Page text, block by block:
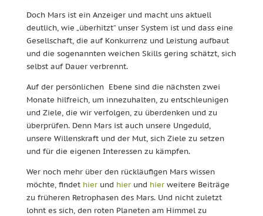
Doch Mars ist ein Anzeiger und macht uns aktuell
deutlich, wie „überhitzt“ unser System ist und dass eine
Gesellschaft, die auf Konkurrenz und Leistung aufbaut
und die sogenannten weichen Skills gering schätzt, sich
selbst auf Dauer verbrennt.
Auf der persönlichen Ebene sind die nächsten zwei
Monate hilfreich, um innezuhalten, zu entschleunigen
und Ziele, die wir verfolgen, zu überdenken und zu
überprüfen. Denn Mars ist auch unsere Ungeduld,
unsere Willenskraft und der Mut, sich Ziele zu setzen
und für die eigenen Interessen zu kämpfen.
Wer noch mehr über den rückläufigen Mars wissen
möchte, findet hierund hierund hierweitere Beiträge
zu früheren Retrophasen des Mars. Und nicht zuletzt
lohnt es sich, den roten Planeten am Himmel zu